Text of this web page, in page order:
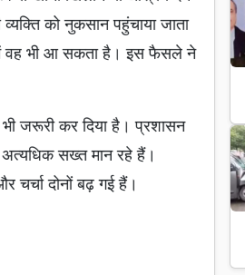
व्यक्ति को नुकसान पहुंचाया जाता
में वह भी आ सकता है। इस फैसले ने
भी जरूरी कर दिया है। प्रशासन
अत्यधिक सख्त मान रहे हैं।
दोनों बढ़ गई हैं।